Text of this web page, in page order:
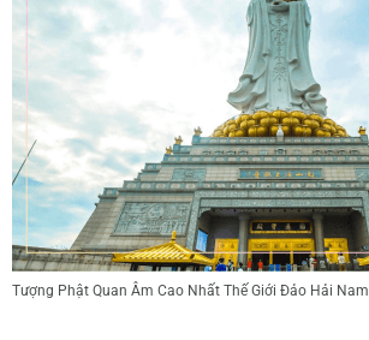
Tượng Phật Quan Âm Cao Nhất Thế Giới Đảo Hải Nam